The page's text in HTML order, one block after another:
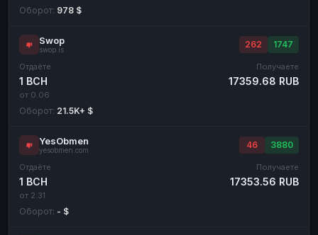
Оборот: 978 $
Swop
swop.is
262 1747
Отдаёте
1 BCH
от 0.06
Получаете
17359.68 RUB
Оборот: 21.5K+ $
YesObmen
yesobmen.com
46 3880
Отдаёте
1 BCH
от 2.31
Получаете
17353.56 RUB
Оборот: - $